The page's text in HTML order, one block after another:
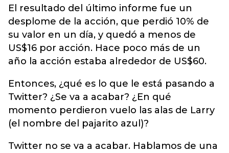
El resultado del último informe fue un
desplome de la acción, que perdió 10% de
su valor en un día, y quedó a menos de
US$16 por acción. Hace poco más de un
año la acción estaba alrededor de US$60.
Entonces, ¿qué es lo que le está pasando a
Twitter? ¿Se va a acabar? ¿En qué
momento perdieron vuelo las alas de Larry
(el nombre del pajarito azul)?
Twitter no se va a acabar. Hablamos de una